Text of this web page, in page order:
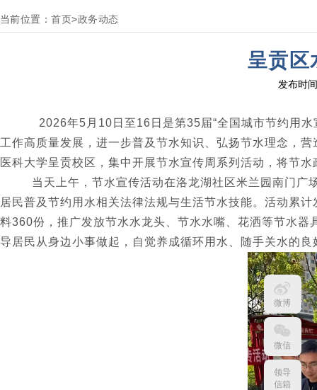
微博
微信
领导
信箱
当前位置：首页>政务动态
呈贡区
发布时
2026年5月10日至16日是第35届“全国城市节约用水宣
工作高质量发展，进一步普及节水知识、弘扬节水理念，
医科大学呈贡校区，集中开展节水宣传周系列活动，将节
当天上午，节水宣传活动在洛龙湖社区米兰园南门
居民普及节约用水相关法律法规与生活节水技能。活动累
料360份，推广发放节水水龙头、节水水嘴、花洒等节水
导居民从身边小事做起，自觉养成循环用水、随手关水的良